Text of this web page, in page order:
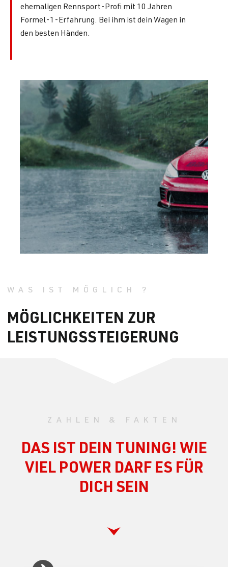
ehemaligen Rennsport-Profi mit 10 Jahren
Formel-1-Erfahrung. Bei ihm ist dein Wagen in
den besten Händen.
WAS IST MÖGLICH ?
MÖGLICHKEITEN ZUR
LEISTUNGSSTEIGERUNG
ZAHLEN & FAKTEN
DAS IST DEIN TUNING! WIE
VIEL POWER DARF ES FÜR
DICH SEIN